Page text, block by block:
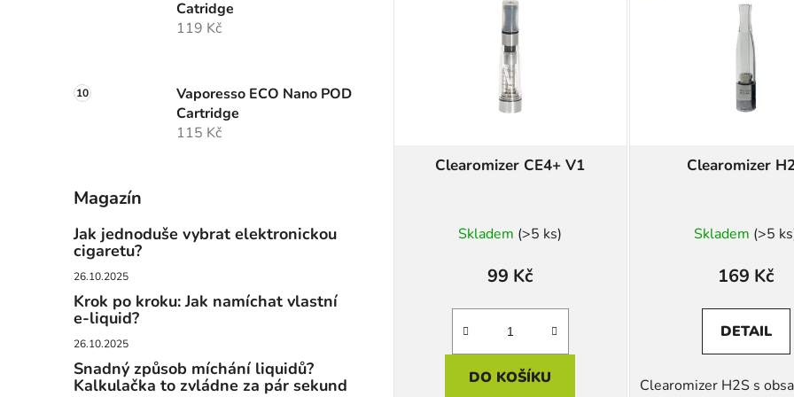
Catridge
119 Kč
Vaporesso ECO Nano POD
Cartridge
115 Kč
Magazín
Jak jednoduše vybrat elektronickou
cigaretu?
26.10.2025
Krok po kroku: Jak namíchat vlastní
e-liquid?
26.10.2025
Snadný způsob míchání liquidů?
Kalkulačka to zvládne za pár sekund
Clearomizer CE4+ V1
Skladem (>5 ks)
99 Kč
DO KOŠÍKU
Clearomizer
produktu
5,0
z
Skladem (>5
169 Kč
DETAIL
Clearomizer H2S s